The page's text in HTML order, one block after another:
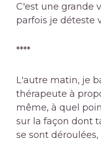
C'est une grande
parfois je déteste
****
L'autre matin, je
thérapeute à
même, à quel
sur la façon dont
se sont